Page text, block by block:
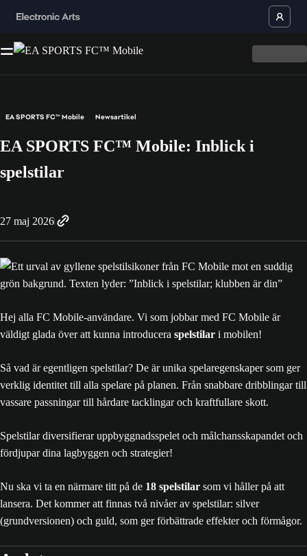
EA SPORTS FC™ Mobile Newsartikel
EA SPORTS FC™ Mobile: Inblick i
spelstilar
27 maj 2026
Hej alla FC Mobile-användare. Vi som jobbar med FC Mobile är
väldigt glada över att kunna introducera spelstilar i mobilen!
Så vad är egentligen spelstilar? De är unika spelaregenskaper som ger
verklig identitet till alla spelare på planen. Från snabbare dribblingar till
vassare passningar till hårdare tacklingar och kraftfullare skott.
Spelstilar diversifierar uppbyggnadsspelet och målchansskapandet och
fördjupar dina lagbyggen och strategier!
Nu ska vi ta en närmare titt på de 18 spelstilar som vi håller på att
lansera. Det kommer att finnas två nivåer av spelstilar: silver
(grundversionen) och guld, som ger förbättrade effekter och förmågor.